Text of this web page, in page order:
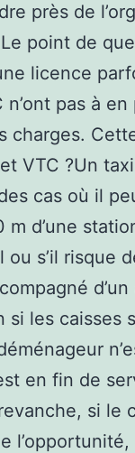
près de
point de
licence
pas à
charges.
VTC ?Un
cas où il
m d’une
ou s’il risque
si les
en fin de
si le